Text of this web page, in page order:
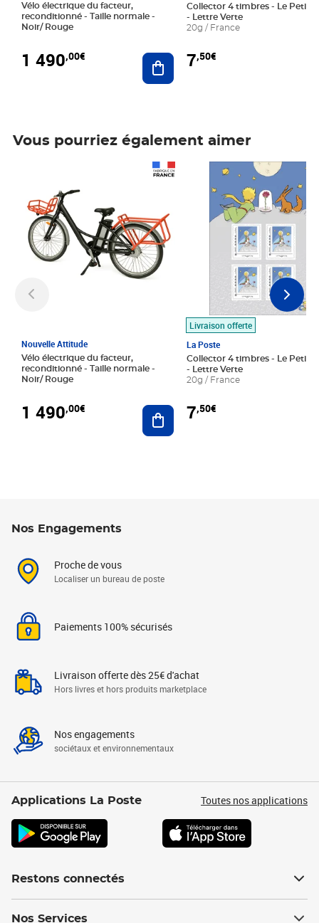
Vélo électrique du facteur,
reconditionné - Taille normale -
Noir/ Rouge
1 490,00€ Ajouter au panier
Collector 4 timbres - Le Petit
- Lettre Verte
20g / France
7,50€
Vous pourriez également aimer
Nouvelle Attitude
Vélo électrique du facteur,
reconditionné - Taille normale -
Noir/ Rouge
1 490,00€ Ajouter au panier
Livraison offerte
La Poste
Collector 4 timbres - Le Petit
- Lettre Verte
20g / France
7,50€
Prix 7,50€
Nos Engagements
Proche de vous
Localiser un bureau de poste
Paiements 100% sécurisés
Livraison offerte dès 25€ d'achat
Hors livres et hors produits marketplace
Nos engagements
sociétaux et environnementaux
Applications La Poste Toutes nos applications
Restons connectés
Nos Services